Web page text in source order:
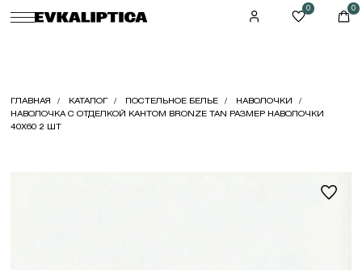
0 0
ГЛАВНАЯ КАТАЛОГ ПОСТЕЛЬНОЕ БЕЛЬЕ
НАВОЛОЧКИ
НАВОЛОЧКА С ОТДЕЛКОЙ КАНТОМ BRONZE TAN РАЗМЕР НАВОЛОЧКИ
40X60 2 ШТ